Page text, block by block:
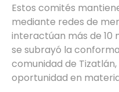
Estos comités
mediante redes de
interactúan más de 10
se subrayó la
comunidad de
oportunidad en